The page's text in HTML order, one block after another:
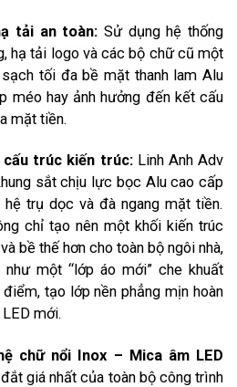
tải an toàn: Sử dụng hệ thống
hạ tải logo và các bộ chữ cũ một
tối đa bề mặt thanh lam Alu
méo hay ảnh hưởng đến kết cấu
mặt tiền.
cấu trúc kiến trúc:Linh Anh Adv
sắt chịu lực bọc Alu cao cấp
trụ dọc và đà ngang mặt tiền.
chỉ tạo nên một khối kiến trúc
bề thế hơn cho toàn bộ ngôi nhà,
một “lớp áo mới” che khuất
tạo lớp nền phẳng mịn hoàn
mới.
chữ nổi Inox – Mica âm LED
giá nhất của toàn bộ công trình